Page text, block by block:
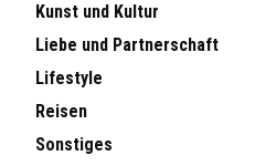
Kunst und Kultur
Liebe und Partnerschaft
Lifestyle
Reisen
Sonstiges